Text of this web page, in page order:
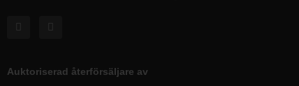
Auktoriserad återförsäljare av